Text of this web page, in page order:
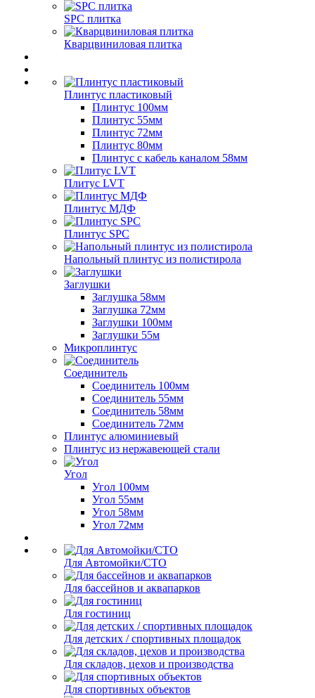
SPC плитка
Кварцвиниловая плитка
Плинтус пластиковый
Плинтус 100мм
Плинтус 55мм
Плинтус 72мм
Плинтус 80мм
Плинтус с кабель каналом 58мм
Плитус LVT
Плинтус МДФ
Плинтус SPC
Напольный плинтус из полистирола
Заглушки
Заглушка 58мм
Заглушка 72мм
Заглушки 100мм
Заглушки 55м
Микроплинтус
Соединитель
Соединитель 100мм
Соединитель 55мм
Соединитель 58мм
Соединитель 72мм
Плинтус алюминиевый
Плинтус из нержавеющей стали
Угол
Угол 100мм
Угол 55мм
Угол 58мм
Угол 72мм
Для Автомойки/СТО
Для бассейнов и аквапарков
Для гостиниц
Для детских / спортивных площадок
Для складов, цехов и производства
Для спортивных объектов